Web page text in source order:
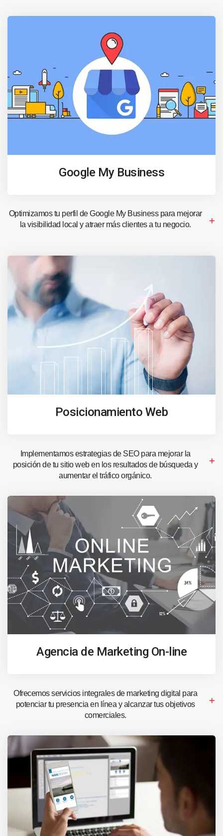
Google My Business
Optimizamos tu perfil de Google My Business para mejorar
la visibilidad local y atraer más clientes a tu negocio.
Posicionamiento Web
Implementamos estrategias de SEO para mejorar la
posición de tu sitio web en los resultados de búsqueda y
aumentar el tráfico orgánico.
Agencia de Marketing On-line
Ofrecemos servicios integrales de marketing digital para
potenciar tu presencia en línea y alcanzar tus objetivos
comerciales.